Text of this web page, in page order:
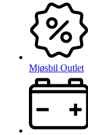
Mjøsbil Outlet